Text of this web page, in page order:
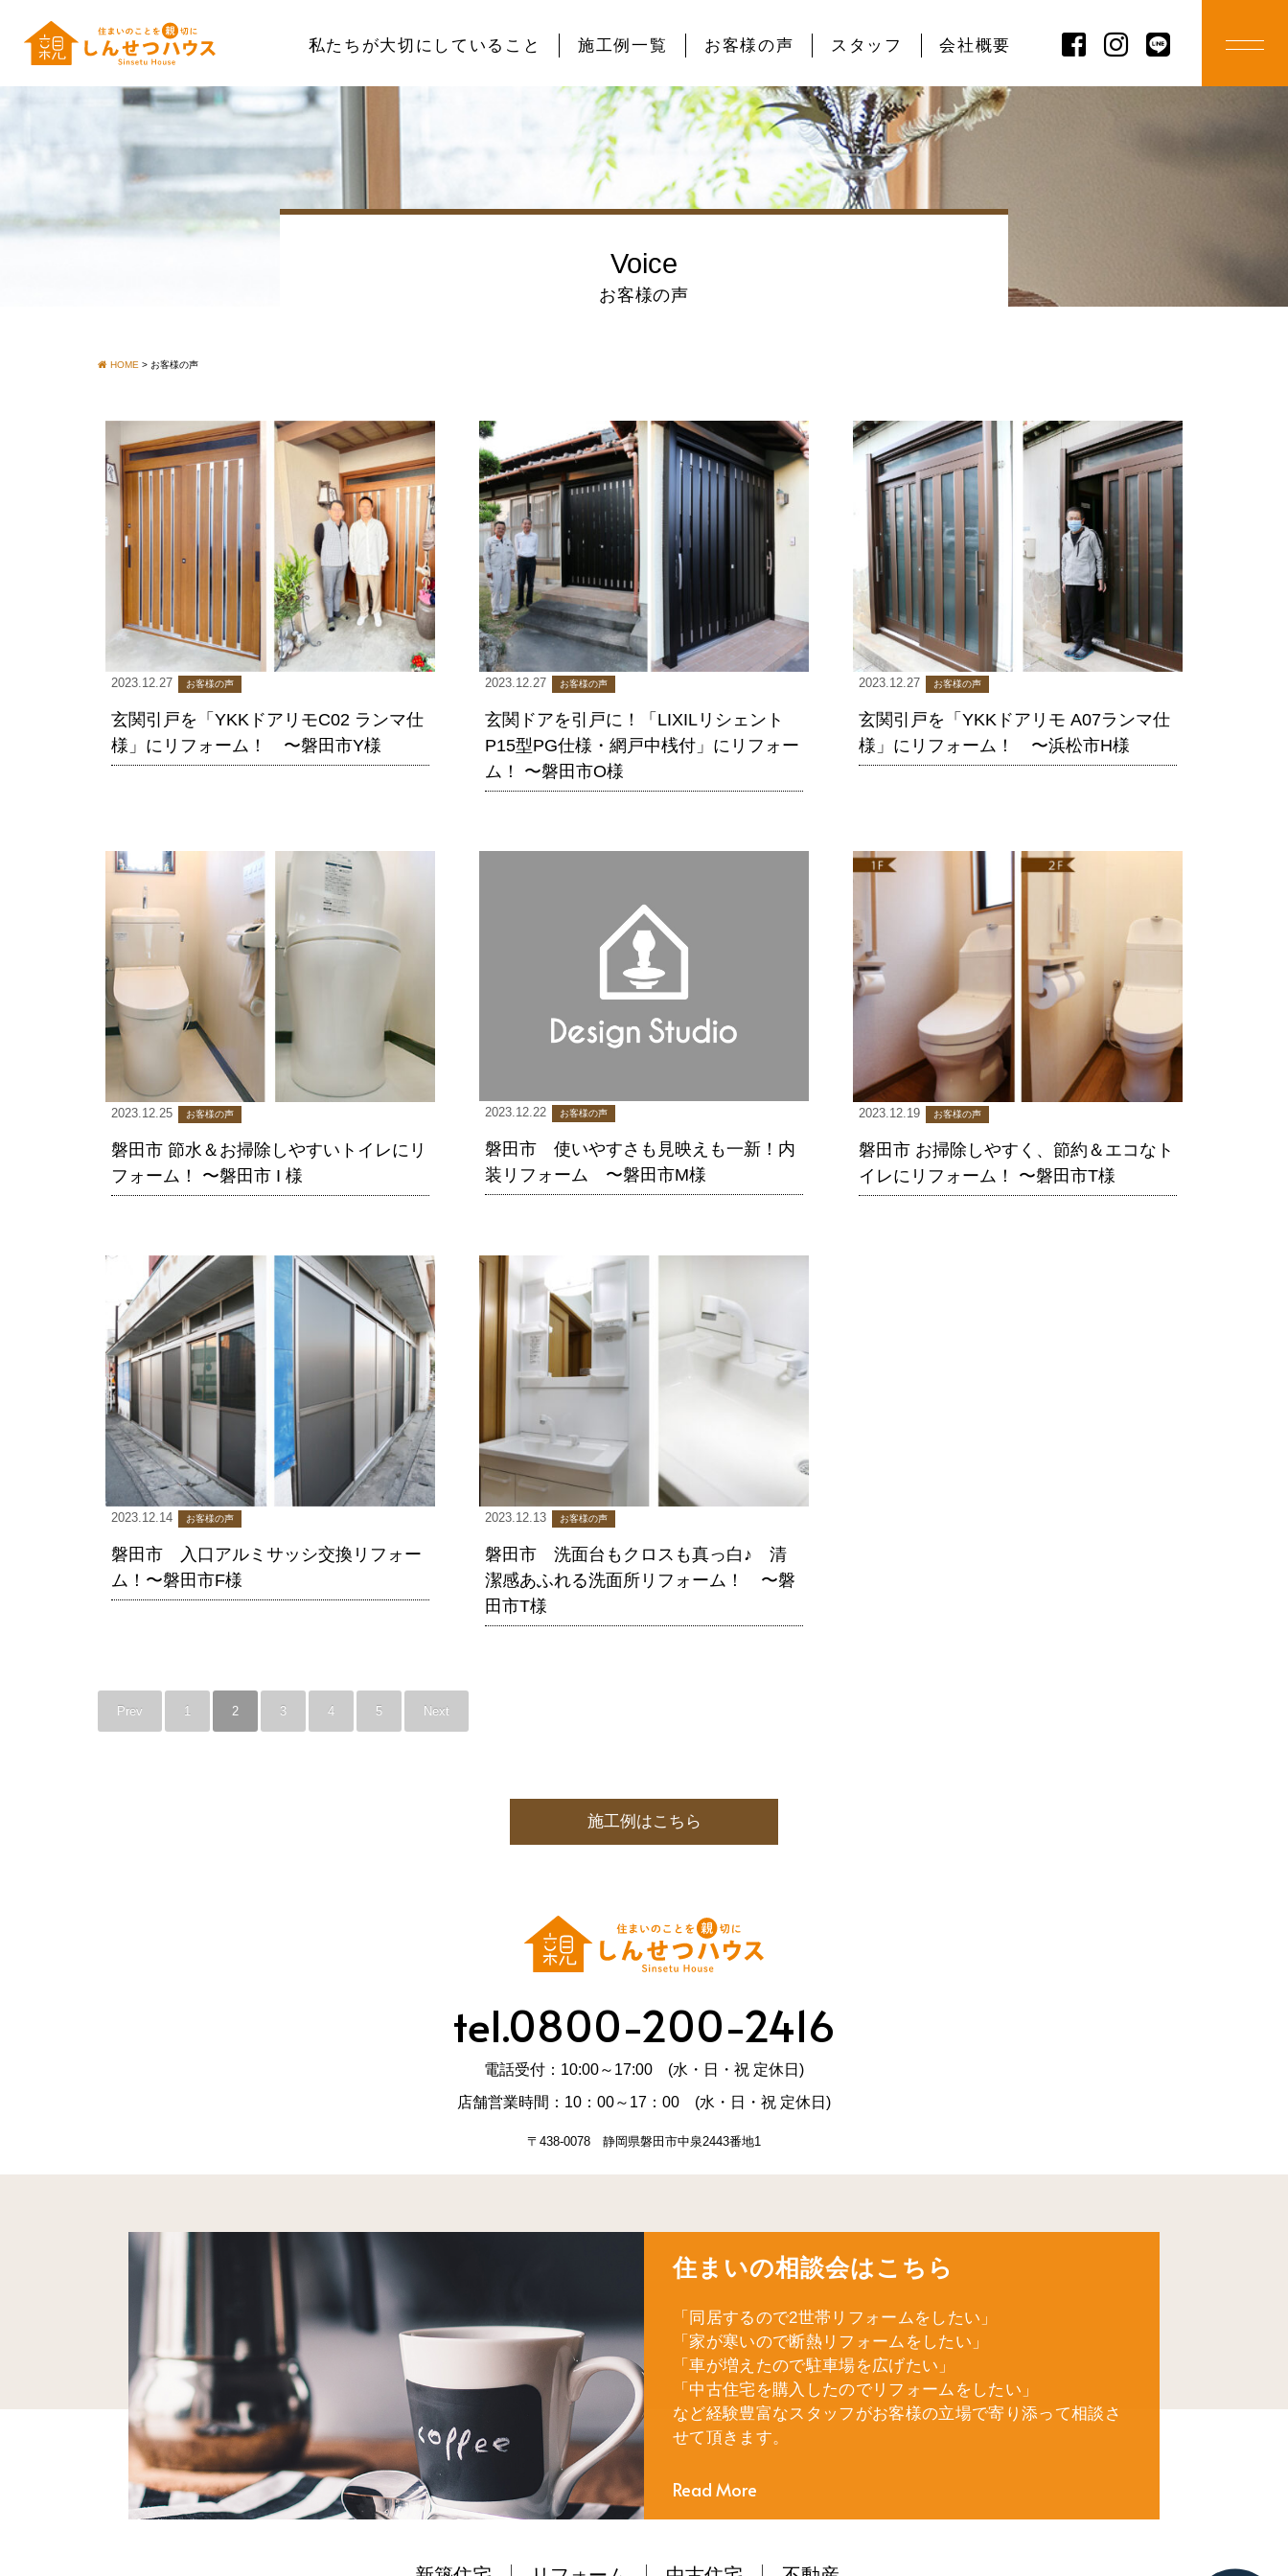
私たちが大切にしていること 施工例一覧 お客様の声 スタッフ 会社概要
Voice
お客様の声
HOME > お客様の声
2023.12.27 お客様の声
玄関引戸を「YKKドアリモC02 ランマ仕
様」にリフォーム！ 〜磐田市Y様
2023.12.27 お客様の声
玄関ドアを引戸に！「LIXILリシェント
P15型PG仕様・網戸中桟付」にリフォー
ム！ 〜磐田市O様
2023.12.27 お客様の声
玄関引戸を「YKKドアリモ A07ランマ仕
様」にリフォーム！ 〜浜松市H様
2023.12.25 お客様の声
磐田市 節水＆お掃除しやすいトイレにリ
フォーム！ 〜磐田市 I 様
2023.12.22 お客様の声
磐田市 使いやすさも見映えも一新！内
装リフォーム 〜磐田市M様
2023.12.19 お客様の声
磐田市 お掃除しやすく、節約＆エコなト
イレにリフォーム！ 〜磐田市T様
2023.12.14 お客様の声
磐田市 入口アルミサッシ交換リフォー
ム！〜磐田市F様
2023.12.13 お客様の声
磐田市 洗面台もクロスも真っ白♪ 清
潔感あふれる洗面所リフォーム！ 〜磐
田市T様
Prev 1 2 3 4 5 Next
施工例はこちら
tel.0800-200-2416
電話受付：10:00～17:00 (水・日・祝 定休日)
店舗営業時間：10：00～17：00 (水・日・祝 定休日)
〒438-0078 静岡県磐田市中泉2443番地1
住まいの相談会はこちら
「同居するので2世帯リフォームをしたい」
「家が寒いので断熱リフォームをしたい」
「車が増えたので駐車場を広げたい」
「中古住宅を購入したのでリフォームをしたい」
など経験豊富なスタッフがお客様の立場で寄り添って相談さ
せて頂きます。
Read More